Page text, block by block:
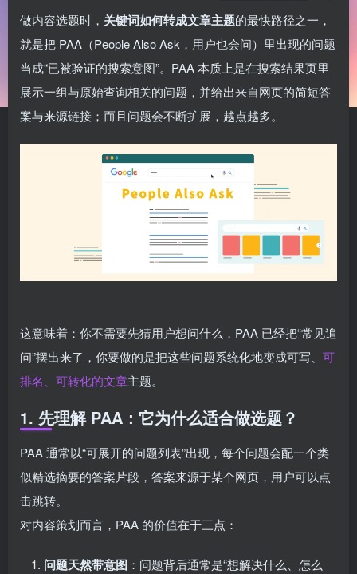
做内容选题时， 关键词如何转成文章主题的最快路径之一，
就是把 PAA（People Also Ask，用户也会问）里出现的问题
当成“已被验证的搜索意图”。PAA 本质上是在搜索结果页里
展示一组与原始查询相关的问题，并给出来自网页的简短答
案与来源链接；而且问题会不断扩展，越点越多。
这意味着：你不需要先猜用户想问什么，PAA 已经把“常见追
问”摆出来了，你要做的是把这些问题系统化地变成可写、 可
排名、可转化的文章主题。
1. 先理解 PAA：它为什么适合做选题？
PAA 通常以“可展开的问题列表”出现，每个问题会配一个类
似精选摘要的答案片段，答案来源于某个网页，用户可以点
击跳转。
对内容策划而言，PAA 的价值在于三点：
问题天然带意图 ：问题背后通常是“想解决什么、怎么